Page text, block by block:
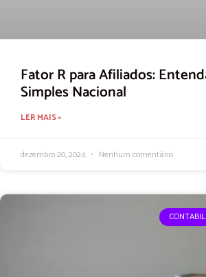
Fator R para Afiliados:
Simples Nacional
LER MAIS »
dezembro 20, 2024 Nenhum comentário